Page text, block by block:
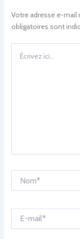
Votre adresse e-mail
obligatoires sont
ici…
mail*